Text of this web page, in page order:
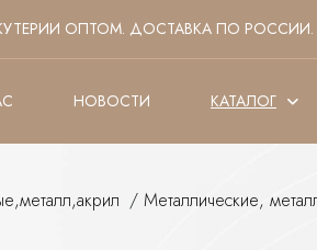
ОПТОМ. ДОСТАВКА ПО РОССИИ.
НОВОСТИ КАТАЛОГ
/ Металлические,